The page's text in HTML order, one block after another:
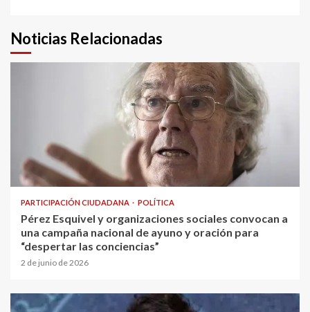
Noticias Relacionadas
PARTICIPACIÓN CIUDADANA POLÍTICA
Pérez Esquivel y organizaciones sociales convocan a
una campaña nacional de ayuno y oración para
“despertar las conciencias”
2 de junio de 2026